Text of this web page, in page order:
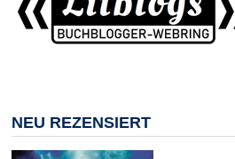
NEU REZENSIERT